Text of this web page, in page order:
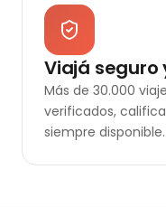
Viajá seguro
Más de 30.000
verificados,
siempre disponible.